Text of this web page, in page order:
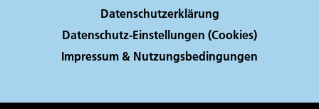
Datenschutzerklärung
Datenschutz-Einstellungen (Cookies)
Impressum & Nutzungsbedingungen